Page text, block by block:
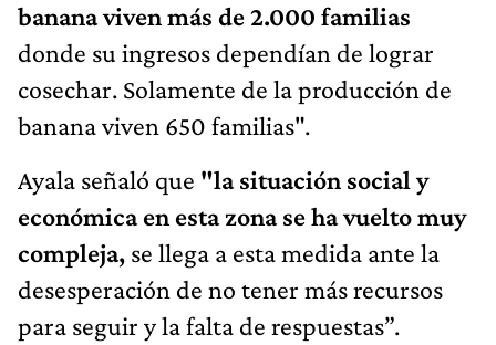
banana viven más de 2.000 familias
donde su ingresos dependían de lograr
cosechar. Solamente de la producción de
banana viven 650 familias".
Ayala señaló que "la situación social y
económica en esta zona se ha vuelto muy
compleja, se llega a esta medida ante la
desesperación de no tener más recursos
para seguir y la falta de respuestas”.